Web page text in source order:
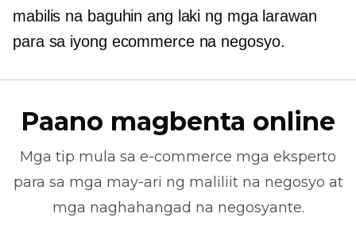
mabilis na baguhin ang laki ng mga larawan
para sa iyong ecommerce na negosyo.
Paano magbenta online
Mga tip mula sa e-commerce mga eksperto
para sa mga may-ari ng maliliit na negosyo at
mga naghahangad na negosyante.